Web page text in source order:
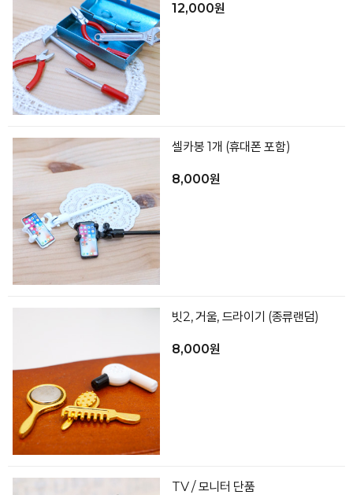
12,000원
셀카봉 1개 (휴대폰 포함)
8,000원
빗2, 거울, 드라이기 (종류랜덤)
8,000원
TV / 모니터 단품